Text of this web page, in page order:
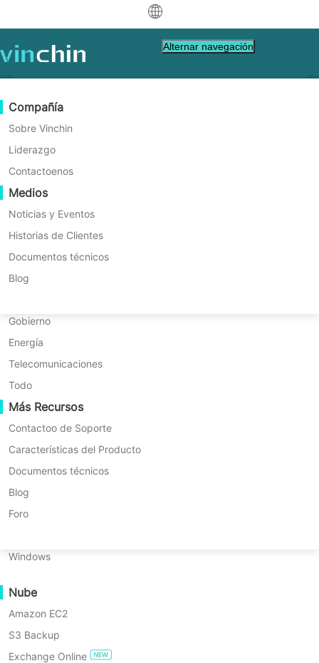
Descargar Soporte
de Ventas
中文
Protección de Datos
Copia de seguridad y recuperación
Replicación en tiempo real
Protección Continua de Datos
Copia fuera del sitio
Archiving
Orquestación de Trabajos
Movilidad de Cargas de Trabajo
Migración V2V
Migración P2P
Migración C2C
Migración C2V
Migración P2C
Recuperabilidad
Verificación de Recuperación de VM
Verificación de Recuperación del SO
Seguridad de Datos
Copia de seguridad en la nube
Cumplimiento del RGPD
Virtual
VMware
Hyper-V
Proxmox
XCP-ng
oVirt
H3C CAS/UIS
ZStack
Sangfor HCI
Huawei FusionCompute
Red Hat Virtualization
Oracle OLVM
XenServer/Citrix Hypervisor
KayGrid
InCloud Sphere
Arcfra
FusionOne Compute
NexaVM
Servidor físico
Windows
Nube
Amazon EC2
S3 Backup
Exchange Online
Recursos de Soporte
Base de conocimientos
Videos de instrucciones
Centro de Ayuda
Eventos en Vivo
Webinars
Demo en Vivo
Historias de Clientes
Servicios de TI
Gobierno
Energía
Telecomunicaciones
Todo
Más Recursos
Contactoo de Soporte
Características del Producto
Documentos técnicos
Blog
Foro
Guía de compra
Aprenda cómo comprar
Política de Licencia
Preguntas frecuentes
Contacto
Solicitar una cotización
Conviértete en un Socio
Programa de socios
Conviértete en un Socio
Encuentra un socio
Encuentra un Socio Local
¿Ya eres socio?
Inicio de sesión del Portal de Socios
Compañía
Sobre Vinchin
Liderazgo
Contactoenos
Medios
Noticias y Eventos
Historias de Clientes
Documentos técnicos
Blog
Alternar navegación
Política de licencias Vinchin
1. Tipos de licencia de
Vinchin
1.1. Licencias pagadas
1.1.1. Licencia Perpetua
Vinchin's Licencia Perpetua otorga a los clientes los
derechos de uso perpetuo del software de Vinchin. Una
tarifa de licencia inicial única proporciona los derechos de
uso perpetuo para una cantidad acordada de